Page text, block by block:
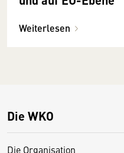
Weiterlesen
Die WKO
Die Organisation